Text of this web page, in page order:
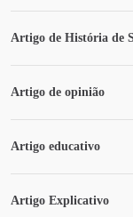
Artigo de História de
Artigo de opinião
Artigo educativo
Artigo Explicativo